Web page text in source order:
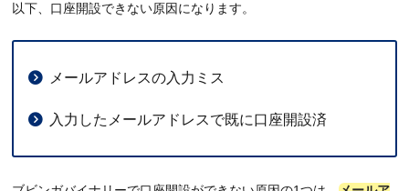
以下、口座開設できない原因になります。
メールアドレスの入力ミス
入力したメールアドレスで既に口座開設済